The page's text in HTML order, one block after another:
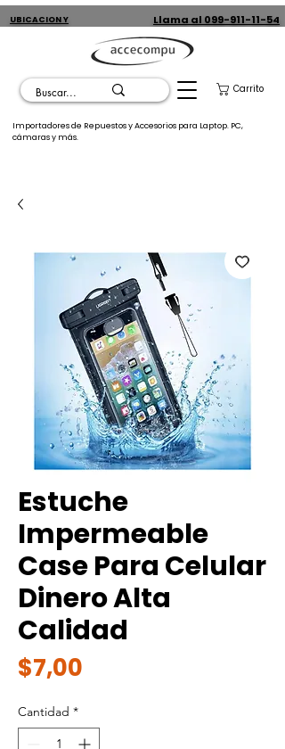
UBICACION Y
Llama al 099-911-11-54
Carrito
Importadores de Repuestos y Accesorios para Laptop. PC,
cámaras y más.
Estuche
Impermeable
Case Para Celular
Dinero Alta
Calidad
$7,00
Cantidad *